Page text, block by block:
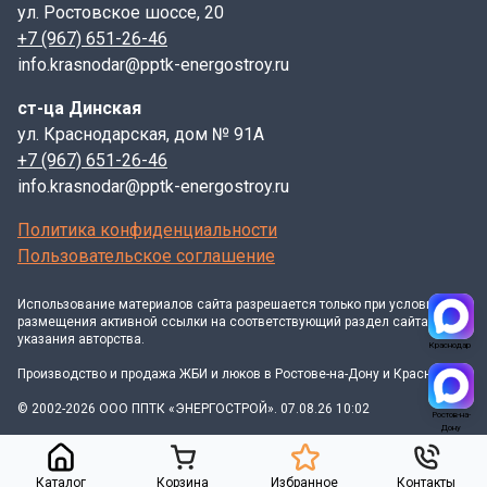
Конструкция:
производятся на заказ, что обусловлено их
нестандартной формой и необходимостью
применения на сложных участках, где стандартные
решения неприменимы. Важно отметить, что
исключительно в заводских условиях с обязательным
контролем качества.
Маркировка и контроль качества:
Проектная документация, требования к материалам и
другие параметры регламентируются действующим
стандартом – Серия 3.006.1-8, который является
обязательным для исполнения. Маркировка плит ПТУ
75.45.6-6 выполняется в соответствии с Серией
3.006.1-8 и представляет собой комбинацию
ул. Ростовское шоссе, 20
+7 (967) 651-26-46
info.krasnodar@pptk-energostroy.ru
ст-ца Динская
ул. Краснодарская, дом № 91А
+7 (967) 651-26-46
info.krasnodar@pptk-energostroy.ru
Политика конфиденциальности
Пользовательское соглашение
Использование материалов сайта разрешается только при условии
размещения активной ссылки на соответствующий раздел сайта и
указания авторства.
Производство и продажа ЖБИ и люков в Ростове-на-Дону и Краснодаре
© 2002-2026 ООО ППТК «ЭНЕРГОСТРОЙ». 07.08.26 10:02
Каталог Корзина Избранное Контакты
Краснодар
Ростов-на-
Дону